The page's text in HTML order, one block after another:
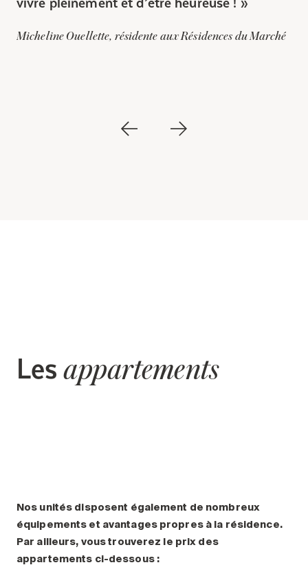
Micheline Ouellette, résidente aux Résidences du Marché
Lesappartements
Nos unités disposent également de nombreux
équipements et avantages propres à la résidence.
Par ailleurs, vous trouverez le prix des
appartements ci-dessous :